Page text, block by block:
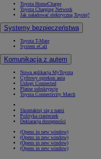
Toyota HomeCharge
Toyota Charging Network
Jak naładować elektryczną Toyotę?
Systemy bezpieczeństwa
Toyota T-Mate
System eCall
Komunikacja z autem
Nowa aplikacja MyToyota
Cyfrowy opiekun auta
Usługi Connected
Płatne subskrypcje
Toyota Connectivity Match
Skontaktuj się z nami
Polityka ciasteczek
Deklaracja dostępności
(Opens in new window)
(Opens in new window)
(Opens in new window)
(Opens in new window)